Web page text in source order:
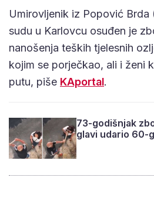
Umirovljenik iz Popović Brda
sudu u Karlovcu osuđen je
nanošenja teških tjelesnih
kojim se porječkao, ali i ženi
putu, piše KAportal.
73-godišnjak
glavi udario 60-